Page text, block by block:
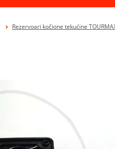
Rezervoari kočione tekućine